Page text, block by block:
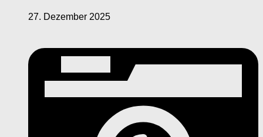
27. Dezember 2025